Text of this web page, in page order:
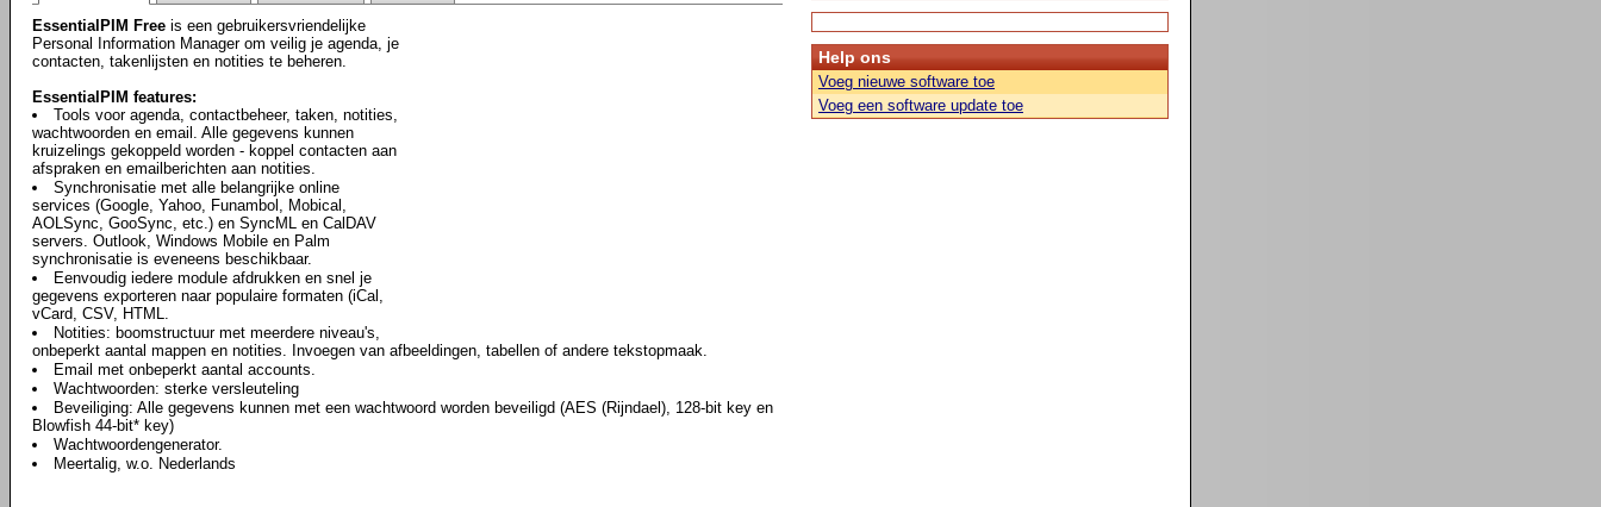
EssentialPIM Free is een gebruikersvriendelijke
Personal Information Manager om veilig je agenda, je
contacten, takenlijsten en notities te beheren.
EssentialPIM features:
Tools voor agenda, contactbeheer, taken, notities,
wachtwoorden en email. Alle gegevens kunnen
kruizelings gekoppeld worden - koppel contacten aan
afspraken en emailberichten aan notities.
Synchronisatie met alle belangrijke online
services (Google, Yahoo, Funambol, Mobical,
AOLSync, GooSync, etc.) en SyncML en CalDAV
servers. Outlook, Windows Mobile en Palm
synchronisatie is eveneens beschikbaar.
Eenvoudig iedere module afdrukken en snel je
gegevens exporteren naar populaire formaten (iCal,
vCard, CSV, HTML.
Notities: boomstructuur met meerdere niveau's,
onbeperkt aantal mappen en notities. Invoegen van afbeeldingen, tabellen of andere tekstopmaak.
Email met onbeperkt aantal accounts.
Wachtwoorden: sterke versleuteling
Beveiliging: Alle gegevens kunnen met een wachtwoord worden beveiligd (AES (Rijndael), 128-bit key en
Blowfish 44-bit* key)
Wachtwoordengenerator.
Meertalig, w.o. Nederlands
Help ons
Voeg nieuwe software toe
Voeg een software update toe